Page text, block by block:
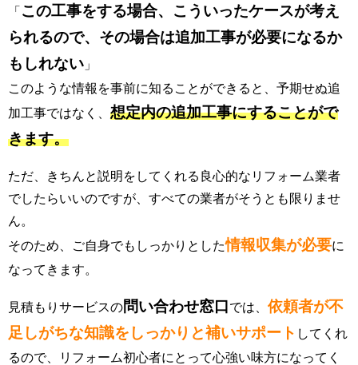
「 この工事をする場合、こういったケースが考え
られるので、その場合は追加工事が必要になるか
もしれない 」
このような情報を事前に知ることができると、予期せぬ追
加工事ではなく、 想定内の追加工事にすることがで
きます。
ただ、きちんと説明をしてくれる良心的なリフォーム業者
でしたらいいのですが、すべての業者がそうとも限りませ
ん。
そのため、ご自身でもしっかりとした情報収集が必要に
なってきます。
見積もりサービスの問い合わせ窓口 では、 依頼者が不
足しがちな知識をしっかりと補いサポート してくれ
るので、リフォーム初心者にとって心強い味方になってく